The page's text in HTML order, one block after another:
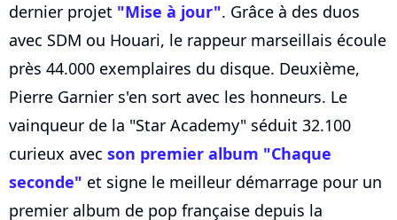
dernier projet "Mise à jour". Grâce à des duos
avec SDM ou Houari, le rappeur marseillais écoule
près 44.000 exemplaires du disque. Deuxième,
Pierre Garnier s'en sort avec les honneurs. Le
vainqueur de la "Star Academy" séduit 32.100
curieux avec son premier album "Chaque
seconde" et signe le meilleur démarrage pour un
premier album de pop française depuis la